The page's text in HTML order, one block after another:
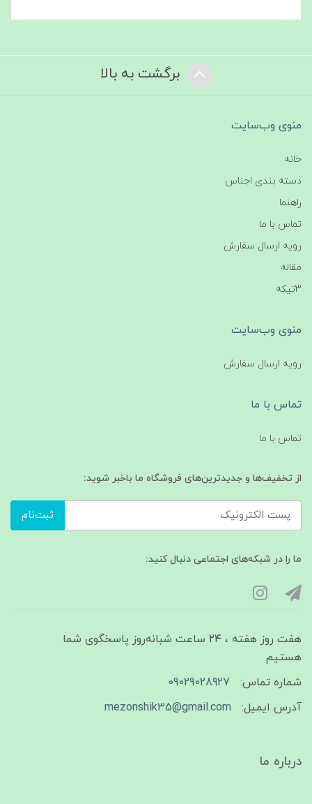
برگشت به بالا
منوی وب‌سایت
خانه
دسته بندی اجناس
راهنما
تماس با ما
رویه ارسال سفارش
مقاله
3تیکه
منوی وب‌سایت
رویه ارسال سفارش
تماس با ما
تماس با ما
از تخفیف‌ها و جدیدترین‌های فروشگاه ما باخبر شوید:
ثبت‌نام
ما را در شبکه‌های اجتماعی دنبال کنید:
هفت روز هفته ، ۲۴ ساعت شبانه‌روز پاسخگوی شما
هستیم
شماره تماس:
09029028927
آدرس ایمیل:
mezonshik35@gmail.com
درباره ما